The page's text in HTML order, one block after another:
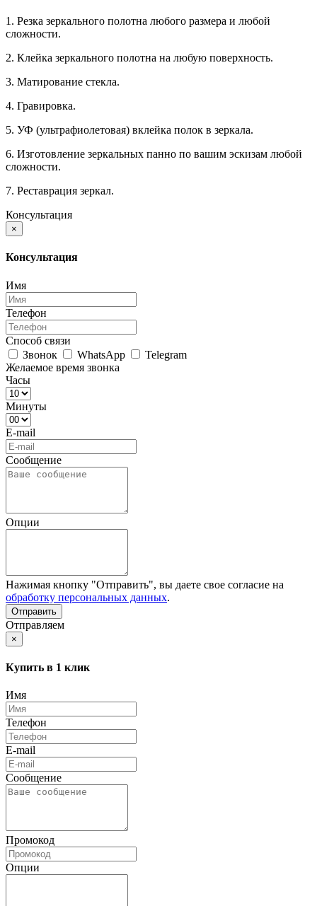
1. Резка зеркального полотна любого размера и любой
сложности.
2. Клейка зеркального полотна на любую поверхность.
3. Матирование стекла.
4. Гравировка.
5. УФ (ультрафиолетовая) вклейка полок в зеркала.
6. Изготовление зеркальных панно по вашим эскизам любой
сложности.
7. Реставрация зеркал.
Консультация
×
Консультация
Имя
Телефон
Способ связи
Звонок
WhatsApp
Telegram
Желаемое время звонка
Часы
Минуты
E-mail
Сообщение
Опции
Нажимая кнопку "Отправить", вы даете свое согласие на
обработку персональных данных.
Отправляем
×
Купить в 1 клик
Имя
Телефон
E-mail
Сообщение
Промокод
Опции